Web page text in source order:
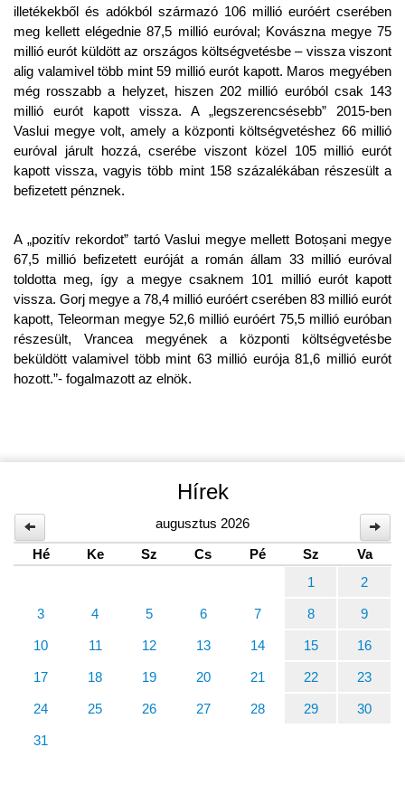
illetékekből és adókból származó 106 millió euróért cserében
meg kellett elégednie 87,5 millió euróval; Kovászna megye 75
millió eurót küldött az országos költségvetésbe – vissza viszont
alig valamivel több mint 59 millió eurót kapott. Maros megyében
még rosszabb a helyzet, hiszen 202 millió euróból csak 143
millió eurót kapott vissza. A „legszerencsésebb” 2015-ben
Vaslui megye volt, amely a központi költségvetéshez 66 millió
euróval járult hozzá, cserébe viszont közel 105 millió eurót
kapott vissza, vagyis több mint 158 százalékában részesült a
befizetett pénznek.
A „pozitív rekordot” tartó Vaslui megye mellett Botoșani megye
67,5 millió befizetett euróját a román állam 33 millió euróval
toldotta meg, így a megye csaknem 101 millió eurót kapott
vissza. Gorj megye a 78,4 millió euróért cserében 83 millió eurót
kapott, Teleorman megye 52,6 millió euróért 75,5 millió euróban
részesült, Vrancea megyének a központi költségvetésbe
beküldött valamivel több mint 63 millió eurója 81,6 millió eurót
hozott.”- fogalmazott az elnök.
Hírek
augusztus 2026
Hé
Ke Sz Cs Pé Sz
Va
1
2
3 4 5 6 7 8 9
10 11 12 13 14 15 16
17 18 19 20 21 22 23
24 25 26 27 28 29 30
31